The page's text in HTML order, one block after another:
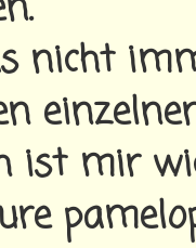
nicht
ist mir